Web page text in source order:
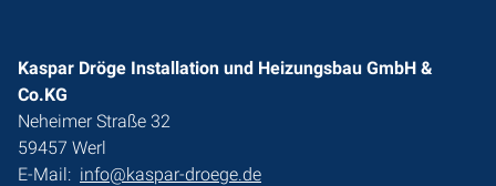
Kaspar Dröge Installation und Heizungsbau GmbH &
Co.KG
Neheimer Straße 32
59457 Werl
E-Mail: info@kaspar-droege.de